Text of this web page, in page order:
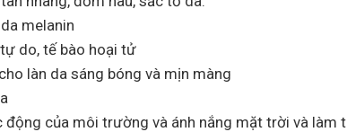
melanin
do, tế bào hoại tử
làn da sáng bóng và mịn màng
động của môi trường và ánh nắng mặt trời và làm